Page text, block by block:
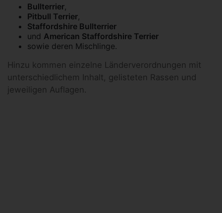
Bullterrier,
Pitbull Terrier,
Staffordshire Bullterrier
und American Staffordshire Terrier
sowie deren Mischlinge.
Hinzu kommen einzelne Länderverordnungen mit
unterschiedlichem Inhalt, gelisteten Rassen und
jeweiligen Auflagen.